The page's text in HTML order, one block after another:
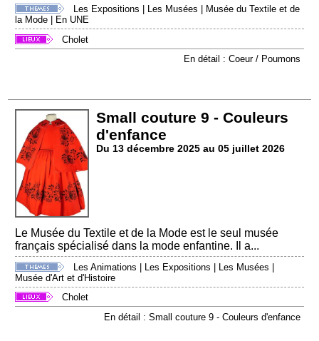
Les Expositions Les Musées
Musée du Textile et de
la Mode
En UNE
Cholet
En détail : Coeur / Poumons
Small couture 9 - Couleurs
d'enfance
Du 13 décembre 2025 au 05 juillet 2026
Le Musée du Textile et de la Mode est le seul musée
français spécialisé dans la mode enfantine. Il a...
Les Animations | Les Expositions | Les Musées |
Musée d'Art et d'Histoire
Cholet
En détail : Small couture 9 - Couleurs d'enfance